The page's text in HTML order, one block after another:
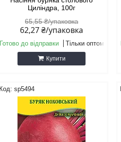
Циліндра, 100г
65,55 ₴/упаковка
62,27 ₴/упаковка
Готово до відправки Тільки оптом
Купити
sp5494